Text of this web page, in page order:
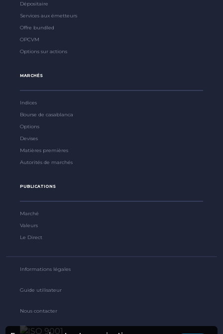
Dépositaire
Services aux émetteurs
Offre bundled
OPCVM
Options sur actions
MARCHÉS
Indices
Bourse de casablanca
Options
Devises
Matières premières
Autorités de marchés
PUBLICATIONS
Marché
Valeurs
Le Direct
Informations légales
Guide utilisateur
Nous contacter